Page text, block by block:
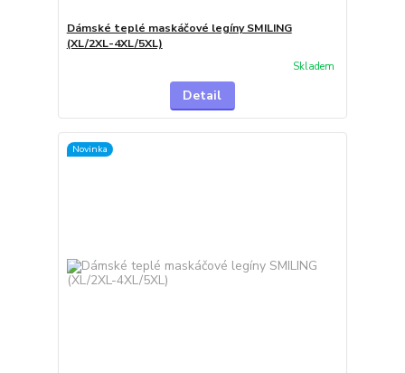
Dámské teplé maskáčové legíny SMILING
(XL/2XL-4XL/5XL)
Skladem
Detail
Novinka